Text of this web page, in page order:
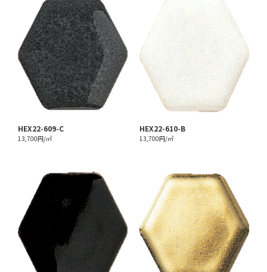
HEX22-609-C
13,700円/㎡
HEX22-610-B
13,700円/㎡